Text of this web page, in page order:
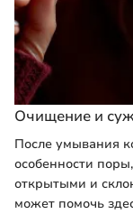
Очищение и
После умывания
особенности
открытыми и
может помочь